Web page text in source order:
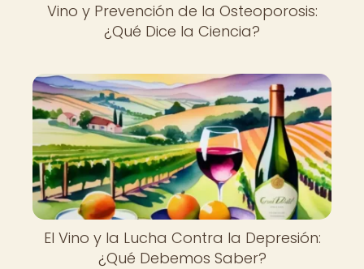
Vino y Prevención de la Osteoporosis:
¿Qué Dice la Ciencia?
El Vino y la Lucha Contra la Depresión:
¿Qué Debemos Saber?